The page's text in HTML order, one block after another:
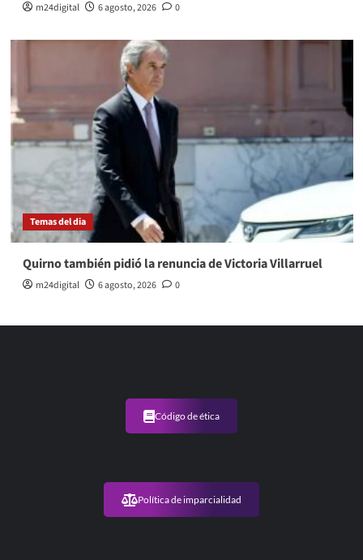
m24digital 6 agosto, 2026 0
Temas del dia
Quirno también pidió la renuncia de Victoria Villarruel
m24digital 6 agosto, 2026 0
Código de ética
Política de imparcialidad